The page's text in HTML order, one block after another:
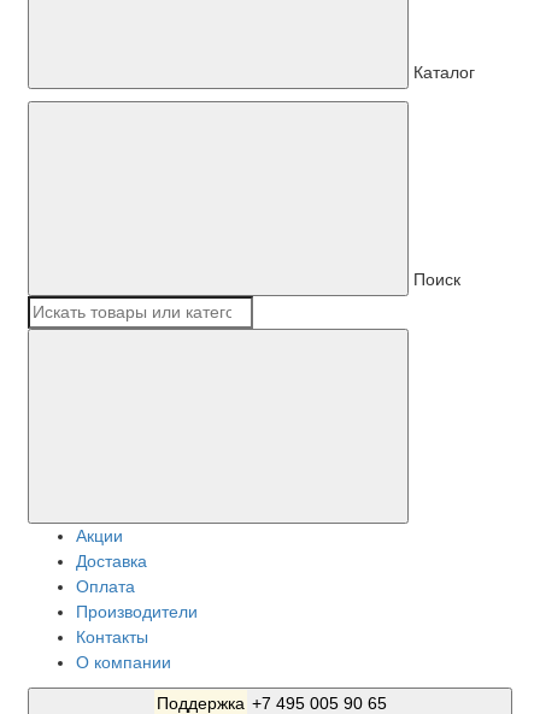
Каталог
Поиск
Акции
Доставка
Оплата
Производители
Контакты
О компании
Поддержка +7 495 005 90 65